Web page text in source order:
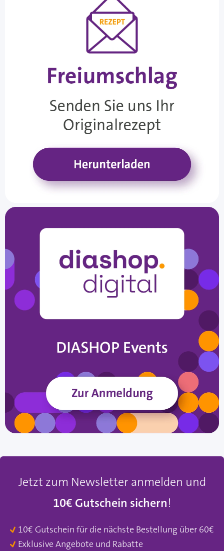
Jetzt zum Newsletter anmelden und
10€ Gutschein sichern!
10€ Gutschein für die nächste Bestellung über 60€
Exklusive Angebote und Rabatte